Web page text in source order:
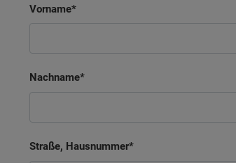
Vorname
Nachname
Straße, Hausnummer